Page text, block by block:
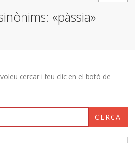
«pàssia»
cercar i feu clic en el botó de
CERCA